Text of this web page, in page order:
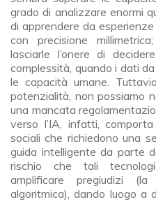
grado di analizzare enormi
di apprendere da
con precisione
lasciarle l’onere di
complessità, quando i dati
le capacità umane.
potenzialità, non possiamo
una mancata
verso l’IA, infatti,
sociali che richiedono una
guida intelligente da parte
rischio che tali
amplificare pregiudizi (la
algoritmica), dando luogo a